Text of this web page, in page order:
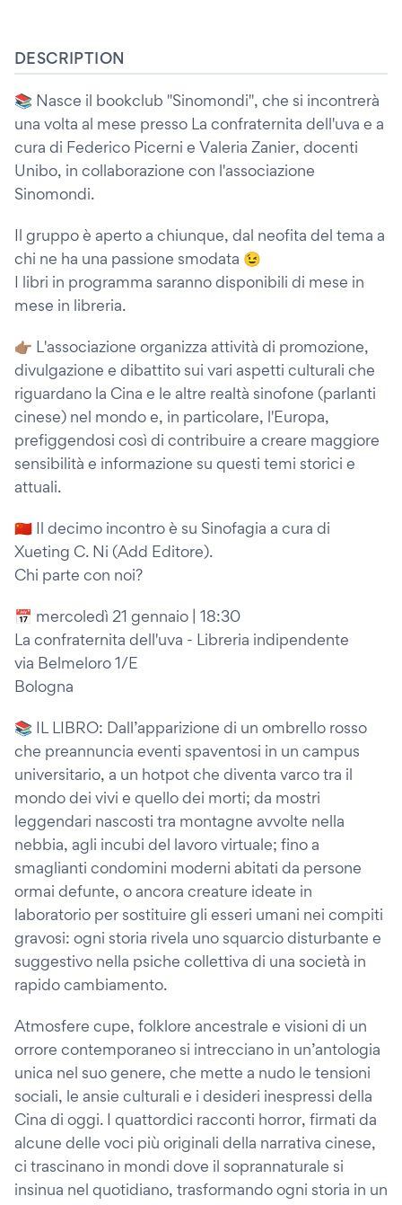
DESCRIPTION
📚 Nasce il bookclub "Sinomondi", che si incontrerà
una volta al mese presso La confraternita dell'uva e a
cura di Federico Picerni e Valeria Zanier, docenti
Unibo, in collaborazione con l'associazione
Sinomondi.
Il gruppo è aperto a chiunque, dal neofita del tema a
chi ne ha una passione smodata 😉
I libri in programma saranno disponibili di mese in
mese in libreria.
👉🏽 L'associazione organizza attività di promozione,
divulgazione e dibattito sui vari aspetti culturali che
riguardano la Cina e le altre realtà sinofone (parlanti
cinese) nel mondo e, in particolare, l'Europa,
prefiggendosi così di contribuire a creare maggiore
sensibilità e informazione su questi temi storici e
attuali.
🇨🇳 Il decimo incontro è su Sinofagia a cura di
Xueting C. Ni (Add Editore).
Chi parte con noi?
📅 mercoledì 21 gennaio | 18:30
La confraternita dell'uva - Libreria indipendente
via Belmeloro 1/E
Bologna
📚 IL LIBRO: Dall’apparizione di un ombrello rosso
che preannuncia eventi spaventosi in un campus
universitario, a un hotpot che diventa varco tra il
mondo dei vivi e quello dei morti; da mostri
leggendari nascosti tra montagne avvolte nella
nebbia, agli incubi del lavoro virtuale; fino a
smaglianti condomini moderni abitati da persone
ormai defunte, o ancora creature ideate in
laboratorio per sostituire gli esseri umani nei compiti
gravosi: ogni storia rivela uno squarcio disturbante e
suggestivo nella psiche collettiva di una società in
rapido cambiamento.
Atmosfere cupe, folklore ancestrale e visioni di un
orrore contemporaneo si intrecciano in un’antologia
unica nel suo genere, che mette a nudo le tensioni
sociali, le ansie culturali e i desideri inespressi della
Cina di oggi. I quattordici racconti horror, firmati da
alcune delle voci più originali della narrativa cinese,
ci trascinano in mondi dove il soprannaturale si
insinua nel quotidiano, trasformando ogni storia in un